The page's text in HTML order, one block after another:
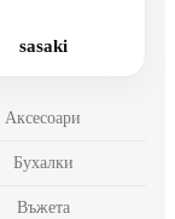
sasaki
Аксесоари
Бухалки
Въжета